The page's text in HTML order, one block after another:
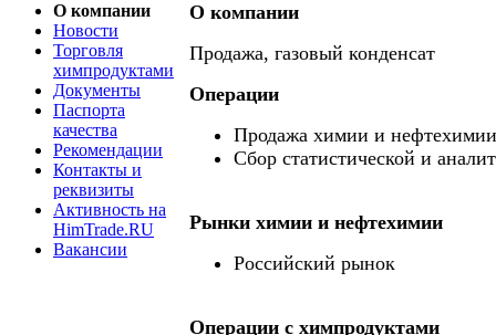
О компании
Новости
Торговля
химпродуктами
Документы
Паспорта
качества
Рекомендации
Контакты и
реквизиты
Активность на
HimTrade.RU
Вакансии
О компании
Продажа, газовый конденсат
Операции
Продажа химии и нефтехимии
Сбор статистической и
Рынки химии и нефтехимии
Российский рынок
Операции c химпродуктами